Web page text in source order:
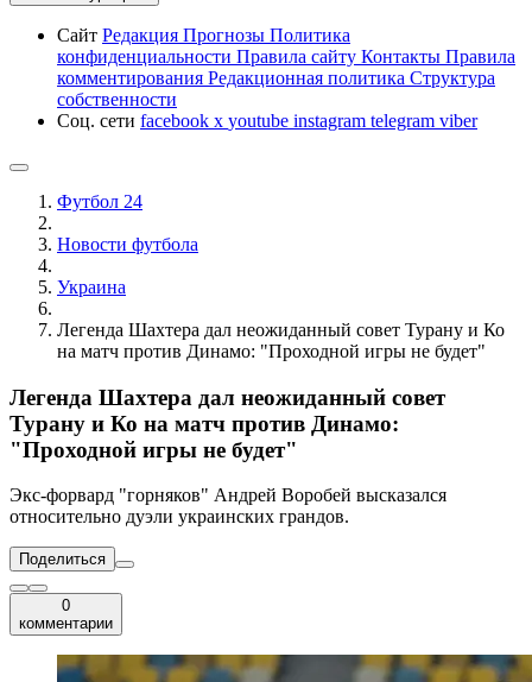
Сайт Редакция Прогнозы Политика
конфиденциальности Правила сайту Контакты Правила
комментирования Редакционная политика Структура
собственности
Соц. сети facebook x youtube instagram telegram viber
Футбол 24
Новости футбола
Украина
Легенда Шахтера дал неожиданный совет Турану и Ко
на матч против Динамо: "Проходной игры не будет"
Легенда Шахтера дал неожиданный совет
Турану и Ко на матч против Динамо:
"Проходной игры не будет"
Экс-форвард "горняков" Андрей Воробей высказался
относительно дуэли украинских грандов.
Поделиться
0
комментарии